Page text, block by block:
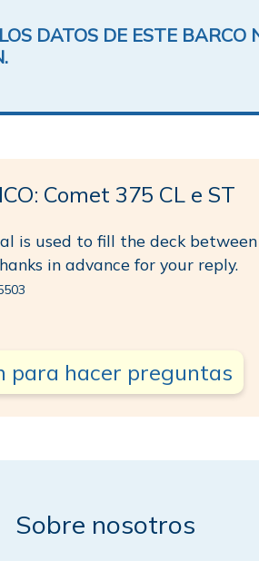
DATOS DE ESTE
Comet 375 CL e ST
is used to fill the deck
in advance for your reply.
para hacer preguntas
Sobre nosotros